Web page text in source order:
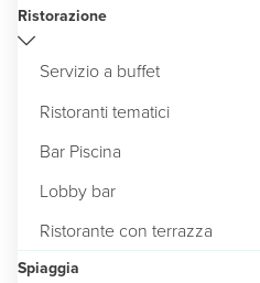
Ristorazione
Servizio a buffet
Ristoranti tematici
Bar Piscina
Lobby bar
Ristorante con terrazza
Spiaggia